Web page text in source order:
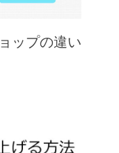
ップの違い